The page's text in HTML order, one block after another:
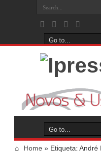
Home » Etiqueta: André